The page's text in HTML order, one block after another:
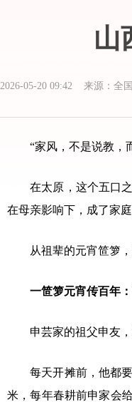
山
2026-05-20 09:42 来源：全
“家风，不是说教，而
在太原，这个五口
在母亲影响下，成了家
从祖辈的元宵笸箩
一笸箩元宵传百年
申芸家的祖父申友
每天开摊前，他都
米，每年春耕前申家会